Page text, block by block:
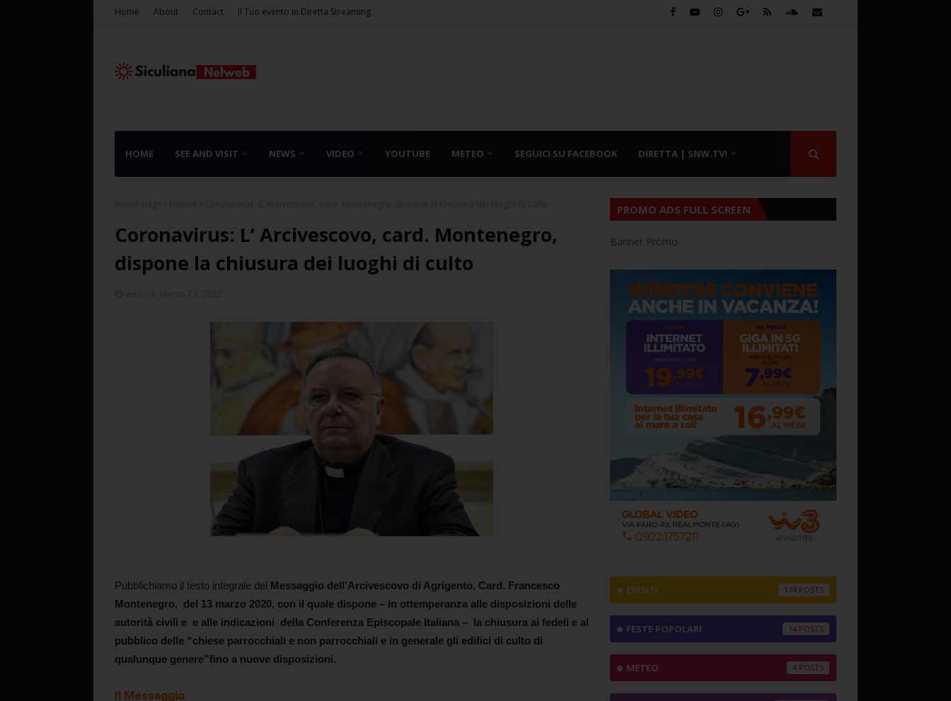
Home About Contact Il Tuo evento in Diretta Streaming
HOME SEE AND VISIT NEWS VIDEO YOUTUBE METEO SEGUICI SU FACEBOOK DIRETTA | SNW.TV!
Coronavirus: L’ Arcivescovo, card. Montenegro,
dispone la chiusura dei luoghi di culto
Pubblichiamo il testo integrale del Messaggio dell’Arcivescovo di Agrigento, Card. Francesco
Montenegro, del 13 marzo 2020, con il quale dispone – in ottemperanza alle disposizioni delle
autorità civili e e alle indicazioni della Conferenza Episcopale Italiana – la chiusura ai fedeli e al
pubblico delle “chiese parrocchiali e non parrocchiali e in generale gli edifici di culto di
qualunque genere”fino a nuove disposizioni.
Il Messaggio
PROMO ADS FULL SCREEN
Banner Promo
EVENTI 174
FESTE POPOLARI 14
METEO 4